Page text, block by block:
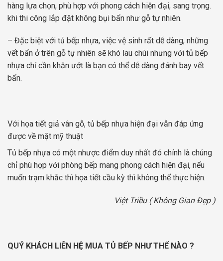
hàng lựa chọn, phù hợp với phong cách hiện đại, sang trọng.
khi thi công lắp đặt không bụi bẩn như gỗ tự nhiên.
– Đặc biệt với tủ bếp nhựa, việc vệ sinh rất dễ dàng, những
vết bẩn ở trên gỗ tự nhiên sẽ khó lau chùi nhưng với tủ bếp
nhựa chỉ cần khăn ướt là bạn có thể dễ dàng đánh bay vết
bẩn.
Với họa tiết giả vân gỗ, tủ bếp nhựa hiện đại vẫn đáp ứng
được về mặt mỹ thuật
Tủ bếp nhựa có một nhược điểm duy nhất đó chính là chúng
chỉ phù hợp với phòng bếp mang phong cách hiện đại, nếu
muốn trạm khắc thì họa tiết cầu kỳ thì không thể thực hiện.
Việt Triều ( Không Gian Đẹp )
QUÝ KHÁCH LIÊN HỆ MUA TỦ BẾP NHƯ THẾ NÀO ?